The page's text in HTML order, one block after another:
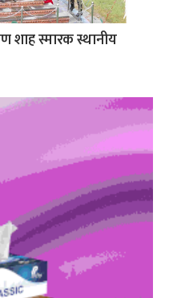
शाह स्मारक स्थानीय